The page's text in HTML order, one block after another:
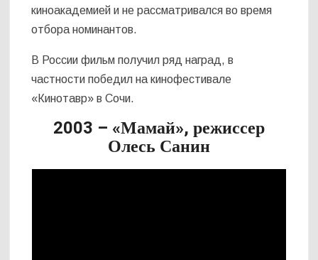
киноакадемией и не рассматривался во время
отбора номинантов.
В России фильм получил ряд наград, в
частности победил на кинофестивале
«Кинотавр» в Сочи.
2003 – «Мамай», режиссер
Олесь Санин